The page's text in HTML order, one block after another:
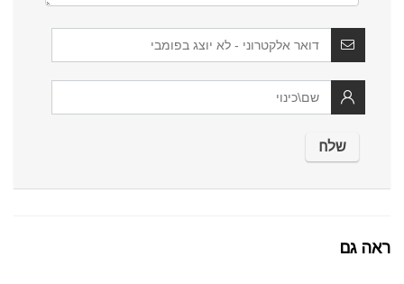
ראה גם